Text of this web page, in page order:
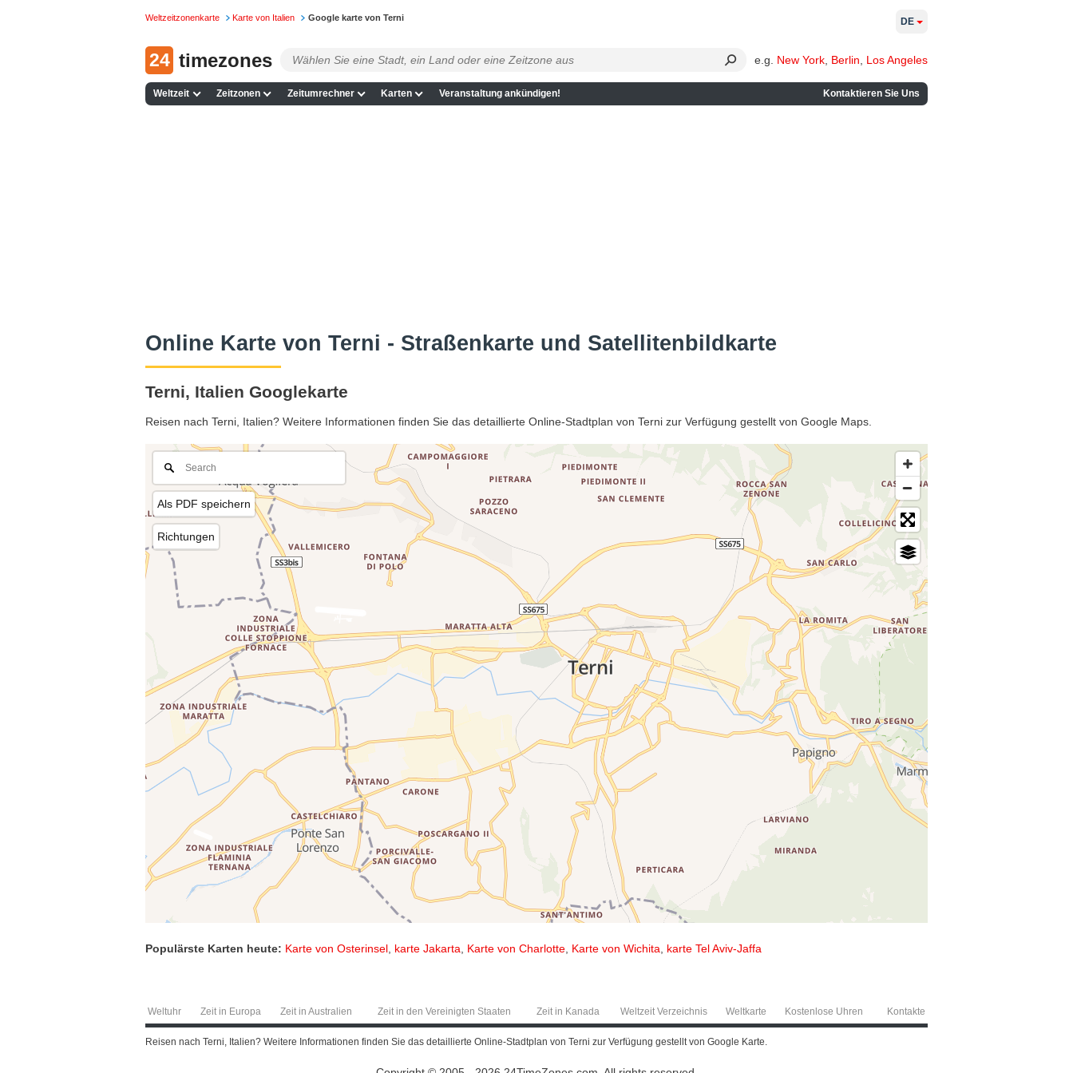
Weltzeitzonenkarte Karte von Italien Google karte von Terni
24 timezones e.g. New York Berlin Los Angeles
Weltzeit Zeitzonen Zeitumrechner Karten Veranstaltung ankündigen! Kontaktieren Sie Uns
DE
Online Karte von Terni - Straßenkarte und Satellitenbildkarte
Terni, Italien Googlekarte
Reisen nach Terni, Italien? Weitere Informationen finden Sie das detaillierte Online-Stadtplan von Terni zur Verfügung gestellt von Google Maps.
Als PDF speichern
Richtungen
Populärste Karten heute: Karte von Osterinsel karte Jakarta Karte von Charlotte Karte von Wichita karte Tel Aviv-Jaffa
Weltuhr Zeit in Europa Zeit in Australien Zeit in den Vereinigten Staaten Zeit in Kanada Weltzeit Verzeichnis Weltkarte Kostenlose Uhren Kontakte
Reisen nach Terni, Italien? Weitere Informationen finden Sie das detaillierte Online-Stadtplan von Terni zur Verfügung gestellt von Google Karte.